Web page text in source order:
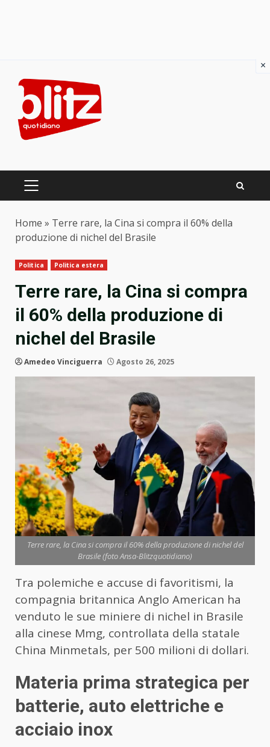
content
PRIMARY
Home » Terre rare, la Cina si compra il 60% della
produzione di nichel del Brasile
Politica Politica estera
Terre rare, la Cina si compra
il 60% della produzione di
nichel del Brasile
Amedeo Vinciguerra Agosto 26, 2025
Terre rare, la Cina si compra il 60% della produzione di nichel del
Brasile (foto Ansa-Blitzquotidiano)
Tra polemiche e accuse di favoritismi, la
compagnia britannica Anglo American ha
venduto le sue miniere di nichel in Brasile
alla cinese Mmg, controllata della statale
China Minmetals, per 500 milioni di dollari.
Materia prima strategica per
batterie, auto elettriche e
acciaio inox
×